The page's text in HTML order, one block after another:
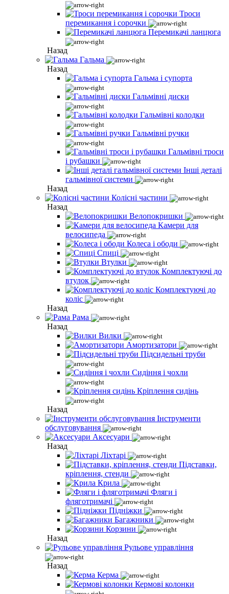
Троси
перемикання і сорочки
Перемикачі ланцюга
Назад
Гальма
Назад
Гальма і супорта
Гальмівні диски
Гальмівні колодки
Гальмівні ручки
Гальмівні троси
і рубашки
Інші деталі
гальмівної системи
Назад
Колісні частини
Назад
Велопокришки
Камери для
велосипеда
Колеса і ободи
Спиці
Втулки
Комплектуючі до
втулок
Комплектуючі до
коліс
Назад
Рама
Назад
Вилки
Амортизатори
Підсидельні труби
Сидіння і чохли
Кріплення сидінь
Назад
Інструменти
обслуговування
Аксесуари
Назад
Ліхтарі
Підставки,
кріплення, стенди
Крила
Фляги і
фляготримачі
Підніжки
Багажники
Корзини
Назад
Рульове управління
Назад
Керма
Кермові колонки